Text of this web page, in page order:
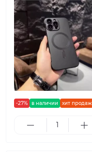
-27% в наличии хит продаж